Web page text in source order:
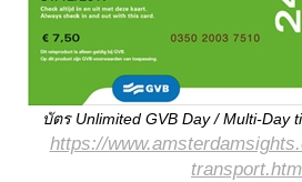
บัตร Unlimited GVB Day / Multi-Day
https://